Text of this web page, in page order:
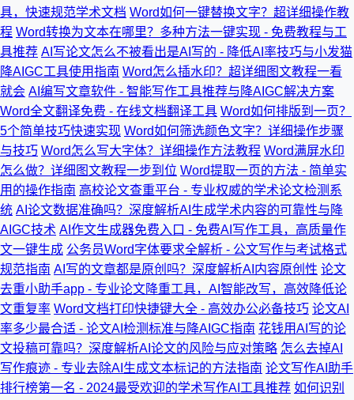
具，快速规范学术文档 Word如何一键替换文字？超详细操作教
程 Word转换为文本在哪里？多种方法一键实现 - 免费教程与工
具推荐 AI写论文怎么不被看出是AI写的 - 降低AI率技巧与小发猫
降AIGC工具使用指南 Word怎么插水印？超详细图文教程一看
就会 AI编写文章软件 - 智能写作工具推荐与降AIGC解决方案
Word全文翻译免费 - 在线文档翻译工具 Word如何排版到一页？
5个简单技巧快速实现 Word如何筛选颜色文字？详细操作步骤
与技巧 Word怎么写大字体？详细操作方法教程 Word满屏水印
怎么做？详细图文教程一步到位 Word提取一页的方法 - 简单实
用的操作指南 高校论文查重平台 - 专业权威的学术论文检测系
统 AI论文数据准确吗？深度解析AI生成学术内容的可靠性与降
AIGC技术 AI作文生成器免费入口 - 免费AI写作工具，高质量作
文一键生成 公务员Word字体要求全解析 - 公文写作与考试格式
规范指南 AI写的文章都是原创吗？深度解析AI内容原创性 论文
去重小助手app - 专业论文降重工具，AI智能改写，高效降低论
文重复率 Word文档打印快捷键大全 - 高效办公必备技巧 论文AI
率多少最合适 - 论文AI检测标准与降AIGC指南 花钱用AI写的论
文投稿可靠吗？深度解析AI论文的风险与应对策略 怎么去掉AI
写作痕迹 - 专业去除AI生成文本标记的方法指南 论文写作AI助手
排行榜第一名 - 2024最受欢迎的学术写作AI工具推荐 如何识别